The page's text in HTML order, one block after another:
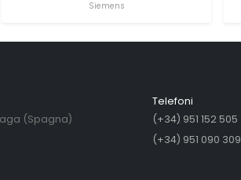
Siemens
(Spagna)
Telefoni
(+34) 951 152 505
(+34) 951 090 309